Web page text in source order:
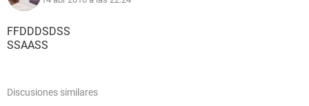
FFDDDSDSS
SSAASS
Discusiones similares